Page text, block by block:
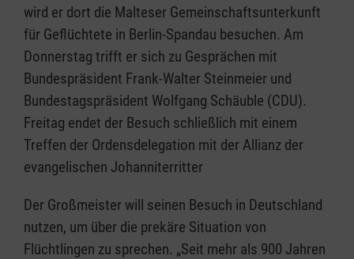
wird er dort die Malteser Gemeinschaftsunterkunft
für Geflüchtete in Berlin-Spandau besuchen. Am
Donnerstag trifft er sich zu Gesprächen mit
Bundespräsident Frank-Walter Steinmeier und
Bundestagspräsident Wolfgang Schäuble (CDU).
Freitag endet der Besuch schließlich mit einem
Treffen der Ordensdelegation mit der Allianz der
evangelischen Johanniterritter
Der Großmeister will seinen Besuch in Deutschland
nutzen, um über die prekäre Situation von
Flüchtlingen zu sprechen. „Seit mehr als 900 Jahren